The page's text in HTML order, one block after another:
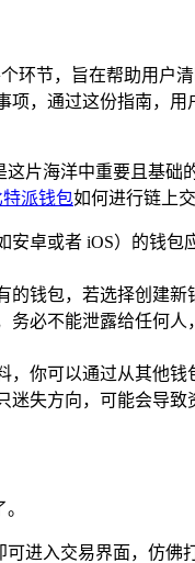
环节，旨在帮助用户
，通过这份指南，
片海洋中重要且基础
特派钱包如何进行链上交
卓或者 iOS）的钱包
钱包，若选择创建
必不能泄露给任何
你可以通过从其他
失方向，可能会导致
进入交易界面，仿佛